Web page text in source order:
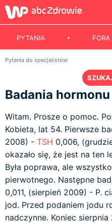
PYTANIA FORA
Pytania do specjalistów
Badania
Witam. Prosze o pomoc.
Kobieta, lat 54. Pierwsze
2008) - TSH 0,006,
okazało się, że jest na ten
Była poprawa, ale
pierwotnego. Następne
0,011, (sierpień 2009) - P.
jod. Przed podaniem jodu
nadczynne. Koniec